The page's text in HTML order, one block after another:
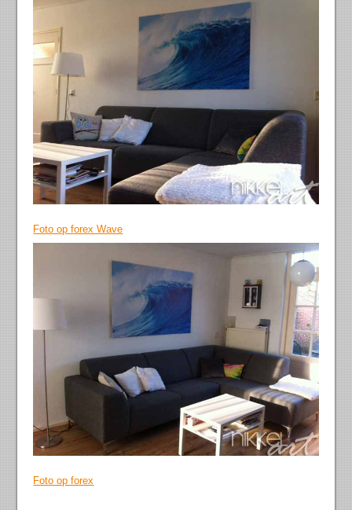
Foto op forex Wave
Foto op forex